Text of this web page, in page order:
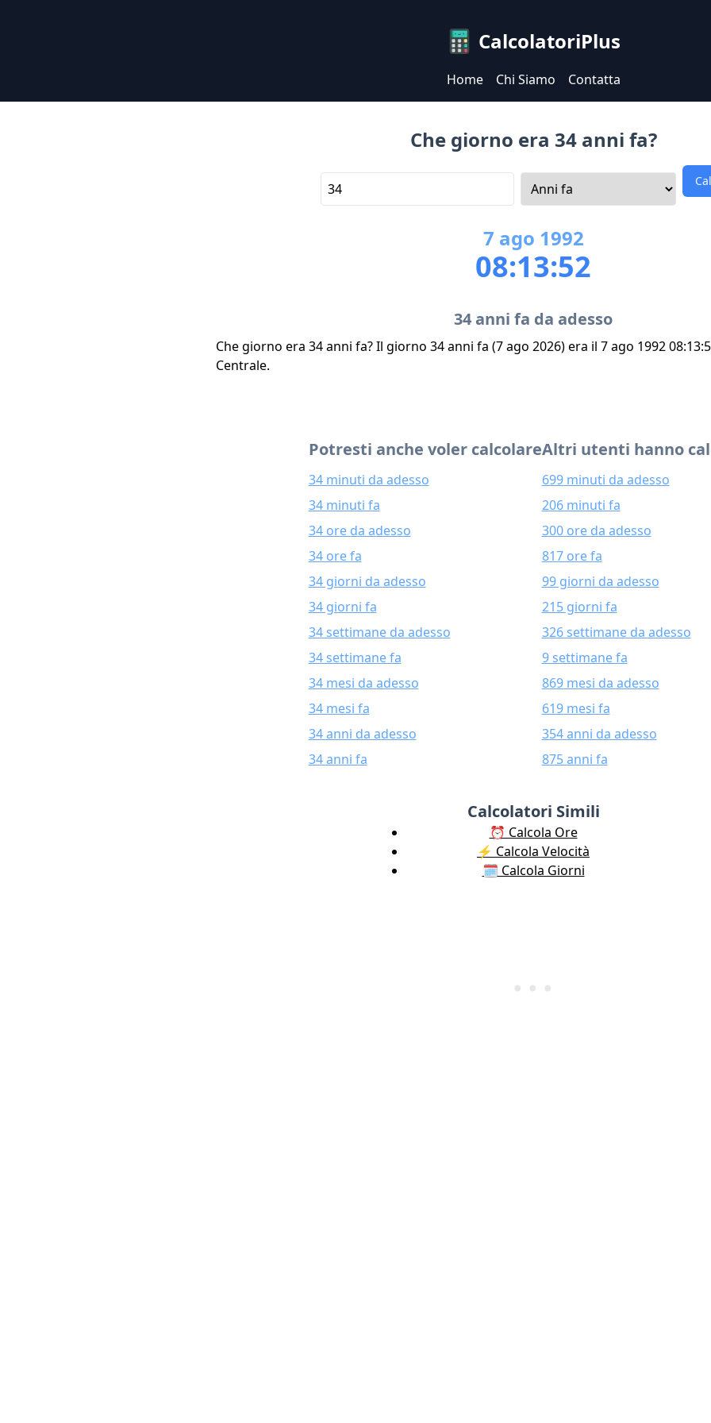
CalcolatoriPlus
Home Chi Siamo Contatta
Che giorno era 34 anni fa?
7 ago 1992
08:13:52
34 anni fa da adesso
Che giorno era 34 anni fa? Il giorno 34 anni fa (7 ago 2026) era il 7 ago 1992
Centrale.
Potresti anche voler calcolare
34 minuti da adesso
34 minuti fa
34 ore da adesso
34 ore fa
34 giorni da adesso
34 giorni fa
34 settimane da adesso
34 settimane fa
34 mesi da adesso
34 mesi fa
34 anni da adesso
34 anni fa
Altri utenti hanno
699 minuti da adesso
206 minuti fa
300 ore da adesso
817 ore fa
99 giorni da adesso
215 giorni fa
326 settimane da adesso
9 settimane fa
869 mesi da adesso
619 mesi fa
354 anni da adesso
875 anni fa
Calcolatori Simili
⏰ Calcola Ore
⚡️ Calcola Velocità
🗓️ Calcola Giorni